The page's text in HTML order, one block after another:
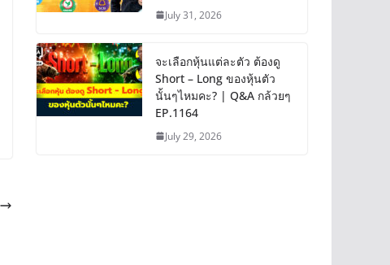
July 31, 2026
จะเลือกหุ้นแต่ละตัว ต้องดู
Short – Long ของหุ้นตัว
นั้นๆไหมคะ? | Q&A กล้วยๆ
EP.1164
July 29, 2026